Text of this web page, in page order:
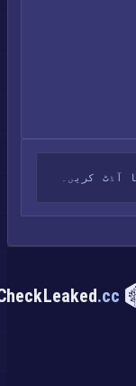
کریں۔
CheckLeaked.cc